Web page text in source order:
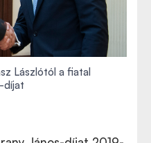
Lászlótól a fiatal
díjat